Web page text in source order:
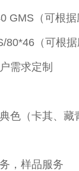
GMS（可根据
80*46（可根据
需求定制
色（卡其、藏
，样品服务